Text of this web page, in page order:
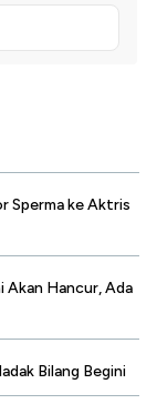
Sperma ke Aktris
Akan Hancur, Ada
Bilang Begini